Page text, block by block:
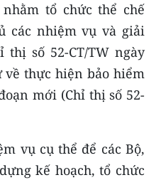
tổ chức thể chế
các nhiệm vụ và giải
số 52-CT/TW ngày
về thực hiện bảo hiểm
mới (Chỉ thị số 52-
vụ cụ thể để các Bộ,
kế hoạch, tổ chức